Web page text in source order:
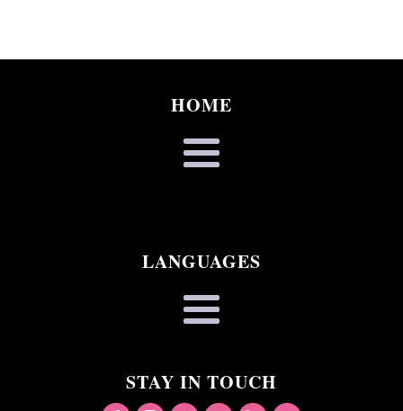
HOME
LANGUAGES
STAY IN TOUCH